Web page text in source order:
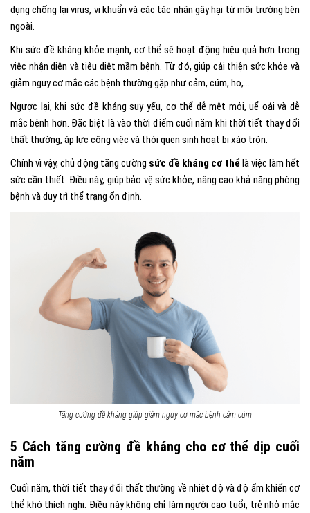
dụng chống lại virus, vi khuẩn và các tác nhân gây hại từ môi trường bên
ngoài.
Khi sức đề kháng khỏe mạnh, cơ thể sẽ hoạt động hiệu quả hơn trong
việc nhận diện và tiêu diệt mầm bệnh. Từ đó, giúp cải thiện sức khỏe và
giảm nguy cơ mắc các bệnh thường gặp như cảm, cúm, ho,…
Ngược lại, khi sức đề kháng suy yếu, cơ thể dễ mệt mỏi, uể oải và dễ
mắc bệnh hơn. Đặc biệt là vào thời điểm cuối năm khi thời tiết thay đổi
thất thường, áp lực công việc và thói quen sinh hoạt bị xáo trộn.
Chính vì vậy, chủ động tăng cường sức đề kháng cơ thể là việc làm hết
sức cần thiết. Điều này, giúp bảo vệ sức khỏe, nâng cao khả năng phòng
bệnh và duy trì thể trạng ổn định.
Tăng cường đề kháng giúp giảm nguy cơ mắc bệnh cảm cúm
5 Cách tăng cường đề kháng cho cơ thể dịp cuối
năm
Cuối năm, thời tiết thay đổi thất thường về nhiệt độ và độ ẩm khiến cơ
thể khó thích nghi. Điều này không chỉ làm người cao tuổi, trẻ nhỏ mắc